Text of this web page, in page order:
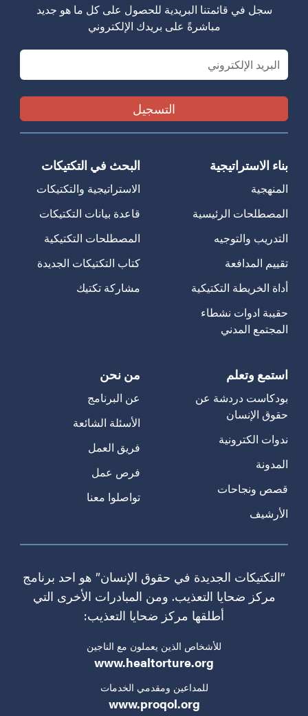
سجل في قائمتنا البريدية للحصول على كل ما هو جديد
مباشرةً على بريدك الإلكتروني
Email
بناء الاستراتيجية
المنهجية
المصطلحات الرئيسية
التدريب والتوجيه
تقييم المدافعة
أداة الخريطة التكتيكية
حقيبة ادوات نشطاء
المجتمع المدني
البحث في التكتيكات
الاستراتيجية والتكتيكات
قاعدة بيانات التكتيكات
المصطلحات التكتيكية
كتاب التكتيكات الجديدة
مشاركة تكتيك
استمع وتعلم
بودكاست دردشة عن
حقوق الإنسان
ندوات الكترونية
المدونة
قصص ونجاحات
الأرشيف
من نحن
عن البرنامج
الأسئلة الشائعة
فريق العمل
فرص عمل
تواصلوا معنا
“التكتيكات الجديدة في حقوق الإنسان” هو احد برنامج
مركز ضحايا التعذيب. ومن المبادرات الأخرى التي
أطلقها مركز ضحايا التعذيب:
للأشخاص الذين يعملون مع الناجين
www.healtorture.org
للمداعين ومقدمي الخدمات
www.proqol.org